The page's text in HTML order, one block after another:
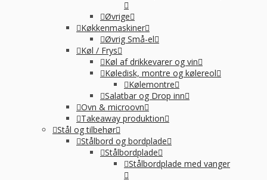
Øvrige
Køkkenmaskiner
Øvrig Små-el
Køl / Frys
Køl af drikkevarer og vin
Køledisk, montre og kølereol
Kølemontre
Salatbar og Drop inn
Ovn & microovn
Takeaway produktion
Stål og tilbehør
Stålbord og bordplade
Stålbordplade
Stålbordplade med vanger